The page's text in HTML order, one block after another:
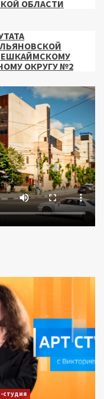
ОБЛАСТИ
ОКРУГУ №2
студия